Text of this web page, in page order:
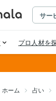
ホーム 占い